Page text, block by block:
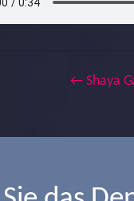
← Shaya